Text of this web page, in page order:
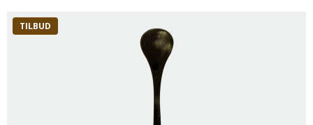
TILBUD